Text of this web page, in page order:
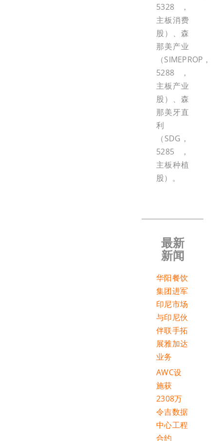
5328，
主板消费
股）、森
那美产业
（SIMEPROP，
5288，
主板产业
股）、森
那美牙直
利
（SDG，
5285，
主板种植
股）。
最新
新闻
华阳餐饮
集团进军
印尼市场
与印尼伙
伴联手拓
展雅加达
业务
AWC设
施获
2308万
令吉数据
中心工程
合约